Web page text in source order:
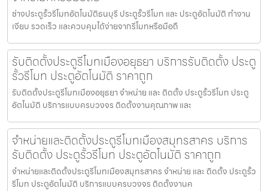
ช่างประตูรั้วรีโมทอัตโนมัติธนบุรี ประตูรั้วรีโมท และ ประตูอัตโนมัติ ทำงาน
เงียบ รวดเร็ว และควบคุมได้ง่ายจากรีโมทหรือมือถื
รับติดตั้งประตูรีโมทเมืองอยุธยา บริการรับติดตั้ง ประตู
รั้วรีโมท ประตูอัตโนมัติ ราคาถูก
รับติดตั้งประตูรีโมทเมืองอยุธยา จำหน่าย และ ติดตั้ง ประตูรั้วรีโมท ประตู
อัตโนมัติ บริการแบบครบวงจร ติดตั้งงานคุณภาพ และ
จำหน่ายและติดตั้งประตูรีโมทเมืองสมุทรสาคร บริการ
รับติดตั้ง ประตูรั้วรีโมท ประตูอัตโนมัติ ราคาถูก
จำหน่ายและติดตั้งประตูรีโมทเมืองสมุทรสาคร จำหน่าย และ ติดตั้ง ประตูรั้ว
รีโมท ประตูอัตโนมัติ บริการแบบครบวงจร ติดตั้งงานค